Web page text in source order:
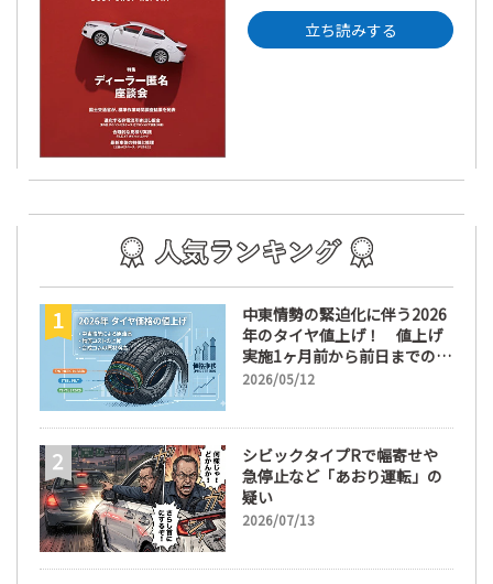
立ち読みする
中東情勢の緊迫化に伴う2026
年のタイヤ値上げ！ 値上げ
実施1ヶ月前から前日までの期
間が販売において極めて重要
2026/05/12
シビックタイプRで幅寄せや
急停止など「あおり運転」の
疑い
2026/07/13